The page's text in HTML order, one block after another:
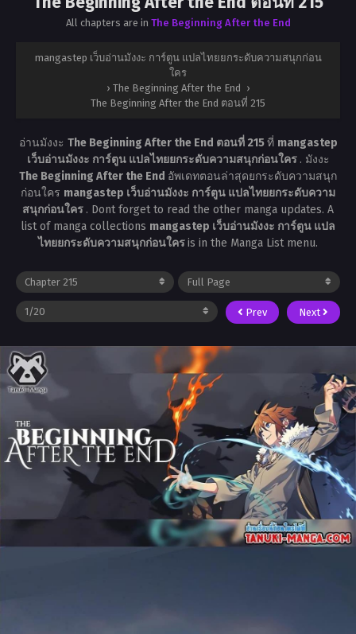
All chapters are in The Beginning After the End
mangastep เว็บอ่านมังงะ การ์ตูน แปลไทยยกระดับความสนุกก่อน
ใคร
› The Beginning After the End ›
The Beginning After the End ตอนที่ 215
อ่านมังงะ The Beginning After the End ตอนที่ 215ที่ mangastep
เว็บอ่านมังงะ การ์ตูน แปลไทยยกระดับความสนุกก่อนใคร . มังงะ
The Beginning After the End อัพเดทตอนล่าสุดยกระดับความสนุก
ก่อนใคร mangastep เว็บอ่านมังงะ การ์ตูน แปลไทยยกระดับความ
สนุกก่อนใคร . Dont forget to read the other manga updates. A
list of manga collections mangastep เว็บอ่านมังงะ การ์ตูน แปล
ไทยยกระดับความสนุกก่อนใครis in the Manga List menu.
Prev Next